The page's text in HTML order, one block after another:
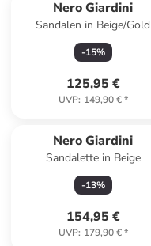
Nero Giardini
Sandalen in Beige/Gold
-15%
125,95 €
UVP: 149,90 €*
Nero Giardini
Sandalette in Beige
-13%
154,95 €
UVP: 179,90 €*